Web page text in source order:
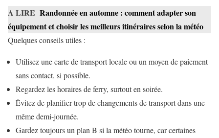
A LIRE Randonnée en automne : comment adapter son
équipement et choisir les meilleurs itinéraires selon la météo
Quelques conseils utiles :
Utilisez une carte de transport locale ou un moyen de paiement
sans contact, si possible.
Regardez les horaires de ferry, surtout en soirée.
Évitez de planifier trop de changements de transport dans une
même demi-journée.
Gardez toujours un plan B si la météo tourne, car certaines